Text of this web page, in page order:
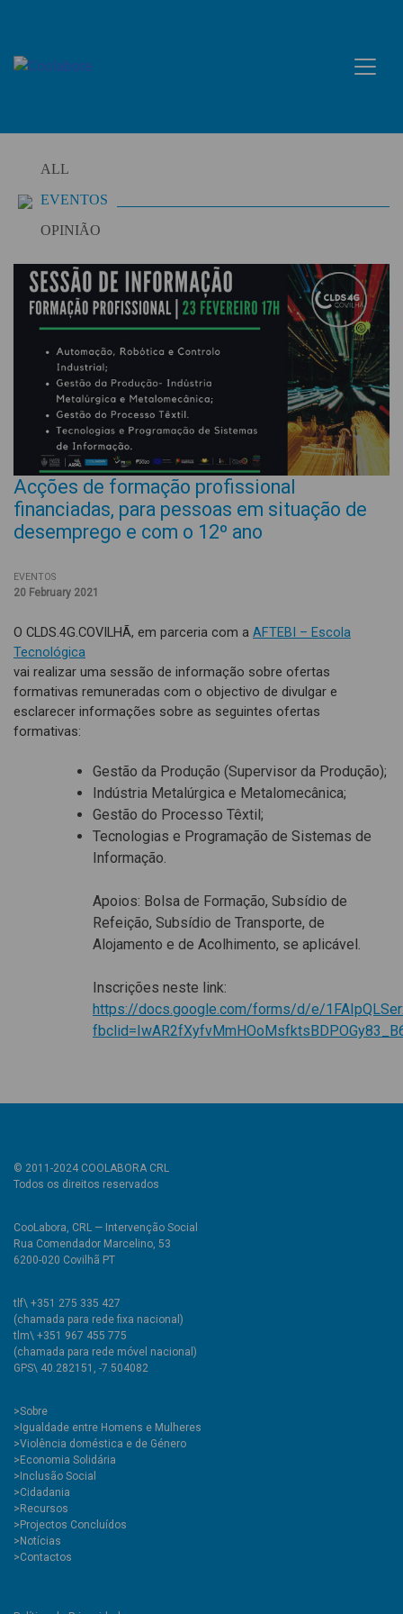
content
ALL
EVENTOS
OPINIÃO
Acções de formação profissional
financiadas, para pessoas em situação de
desemprego e com o 12º ano
EVENTOS
20 February 2021
O CLDS.4G.COVILHÃ, em parceria com a AFTEBI – Escola
Tecnológica
vai realizar uma sessão de informação sobre ofertas
formativas remuneradas com o objectivo de divulgar e
esclarecer informações sobre as seguintes ofertas
formativas:
Gestão da Produção (Supervisor da Produção);
Indústria Metalúrgica e Metalomecânica;
Gestão do Processo Têxtil;
Tecnologias e Programação de Sistemas de
Informação.
Apoios: Bolsa de Formação, Subsídio de
Refeição, Subsídio de Transporte, de
Alojamento e de Acolhimento, se aplicável.
Inscrições neste link:
https://docs.google.com/forms/d/e/
© 2011-2024 COOLABORA CRL
Todos os direitos reservados
CooLabora, CRL — Intervenção Social
Rua Comendador Marcelino, 53
6200-020 Covilhã PT
tlf\ +351 275 335 427
(chamada para rede fixa nacional)
tlm\ +351 967 455 775
(chamada para rede móvel nacional)
GPS\ 40.282151, -7.504082
>Sobre
>Igualdade entre Homens e Mulheres
>Violência doméstica e de Género
>Economia Solidária
>Inclusão Social
>Cidadania
>Recursos
>Projectos Concluídos
>Notícias
>Contactos